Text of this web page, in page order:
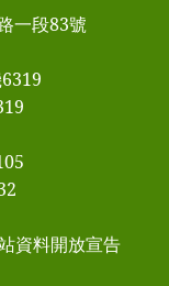
一段83號
資料開放宣告